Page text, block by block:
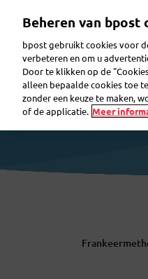
inhoud
Reclame
Beheren van
bpost gebruikt cookies voor
verbeteren en om u
Door te klikken op de
alleen bepaalde cookies toe
zonder een keuze te maken,
of de applicatie. Meer